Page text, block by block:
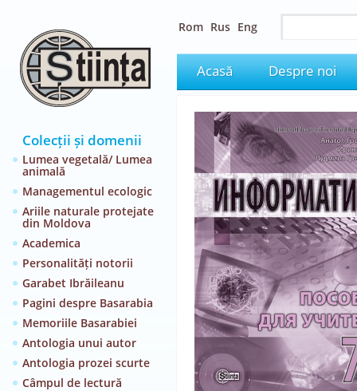
Colecții și domenii
Lumea vegetală/ Lumea
animală
Managementul ecologic
Ariile naturale protejate
din Moldova
Academica
Personalități notorii
Garabet Ibrăileanu
Pagini despre Basarabia
Memoriile Basarabiei
Antologia unui autor
Antologia prozei scurte
Câmpul de lectură
Rom Rus Eng
Acasă Despre noi